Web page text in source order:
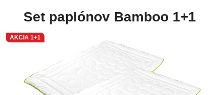
AKCIA 1+1
Set paplónov Bamboo 1+1